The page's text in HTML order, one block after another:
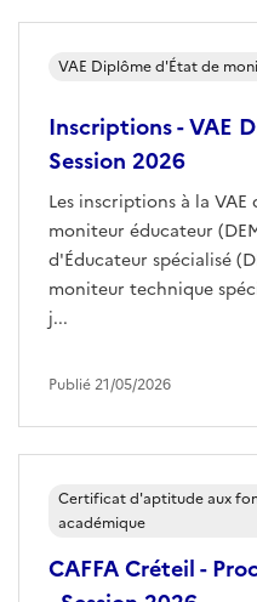
Inscriptions - VAE
Session 2026
Les inscriptions à la
moniteur éducateur
d'Éducateur spécialisé
moniteur technique
j...
VAE Diplôme d'État de
Publié 21/05/2026
CAFFA Créteil -
Certificat d'aptitude aux
académique